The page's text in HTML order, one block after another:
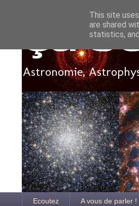
Ça
Astronomie,
Ecoutez A vous de parler !
This site
are shared
statistics,